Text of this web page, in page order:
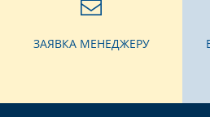
ЗАЯВКА МЕНЕДЖЕРУ